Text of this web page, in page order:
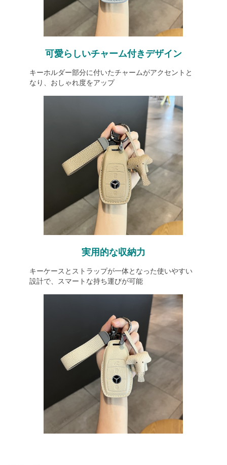
可愛らしいチャーム付きデザイン
キーホルダー部分に付いたチャームがアクセントと
なり、おしゃれ度をアップ
実用的な収納力
キーケースとストラップが一体となった使いやすい
設計で、スマートな持ち運びが可能